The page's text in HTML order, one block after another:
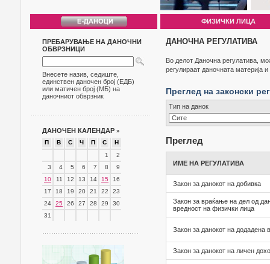
ФИЗИЧКИ ЛИЦА
ПРЕБАРУВАЊЕ НА ДАНОЧНИ
ОБВРЗНИЦИ
Внесете назив, седиште,
единствен даночен број (ЕДБ)
или матичен број (МБ) на
даночниот обврзник
ДАНОЧЕН КАЛЕНДАР »
П В С Ч П С
Н
1
2
3
4 5 6 7 8
9
10
11 12 13 14 15
16
17
18 19 20 21 22
23
24
25 26 27 28 29
30
31
ДАНОЧНА РЕГУЛАТИВА
Во делот Даночна регулатива,
регулираат даночната материја
Преглед на законски
Тип на данок
Преглед
ИМЕ НА РЕГУЛАТИВА
Закон за данокот на добивка
Закон за враќање на дел од
вредност на физички лица
Закон за данокот на додадена
Закон за данокот на личен